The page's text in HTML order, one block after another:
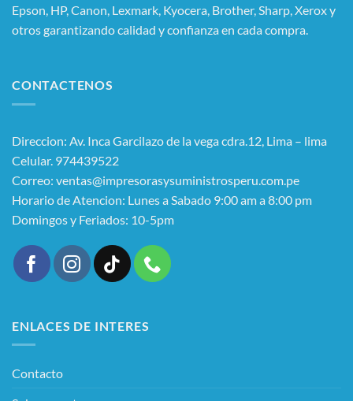
Epson, HP, Canon, Lexmark, Kyocera, Brother, Sharp, Xerox y
otros garantizando calidad y confianza en cada compra.
CONTACTENOS
Direccion: Av. Inca Garcilazo de la vega cdra.12, Lima – lima
Celular. 974439522
Correo: ventas@impresorasysuministrosperu.com.pe
Horario de Atencion: Lunes a Sabado 9:00 am a 8:00 pm
Domingos y Feriados: 10-5pm
ENLACES DE INTERES
Contacto